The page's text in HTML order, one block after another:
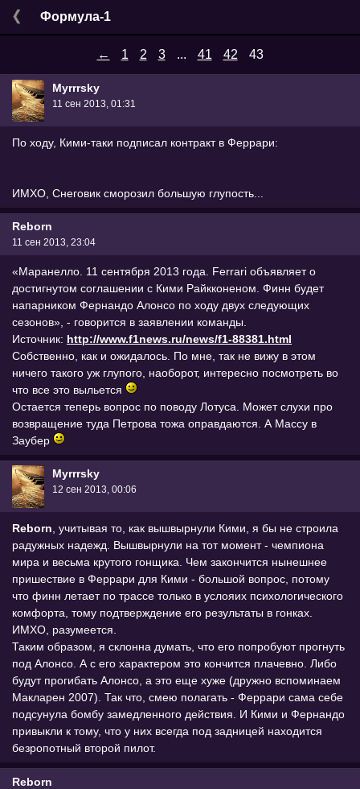
Формула-1
← 1 2 3... 41 42 43
Myrrrsky
11 сен 2013, 01:31
По ходу, Кими-таки подписал контракт в Феррари:
ИМХО, Снеговик сморозил большую глупость...
Reborn
11 сен 2013, 23:04
«Маранелло. 11 сентября 2013 года. Ferrari объявляет о
достигнутом соглашении с Кими Райкконеном. Финн будет
напарником Фернандо Алонсо по ходу двух следующих
сезонов», - говорится в заявлении команды.
Источник: http://www.f1news.ru/news/f1-88381.html
Собственно, как и ожидалось. По мне, так не вижу в этом
ничего такого уж глупого, наоборот, интересно посмотреть во
что все это выльется
Остается теперь вопрос по поводу Лотуса. Может слухи про
возвращение туда Петрова тожа оправдаются. А Массу в
Заубер
Myrrrsky
12 сен 2013, 00:06
Reborn, учитывая то, как вышвырнули Кими, я бы не строила
радужных надежд. Вышвырнули на тот момент - чемпиона
мира и весьма крутого гонщика. Чем закончится нынешнее
пришествие в Феррари для Кими - большой вопрос, потому
что финн летает по трассе только в услояих психологического
комфорта, тому подтверждение его результаты в гонках.
ИМХО, разумеется.
Таким образом, я склонна думать, что его попробуют прогнуть
под Алонсо. А с его характером это кончится плачевно. Либо
будут прогибать Алонсо, а это еще хуже (дружно вспоминаем
Макларен 2007). Так что, смею полагать - Феррари сама себе
подсунула бомбу замедленного действия. И Кими и Фернандо
привыкли к тому, что у них всегда под задницей находится
безропотный второй пилот.
Reborn